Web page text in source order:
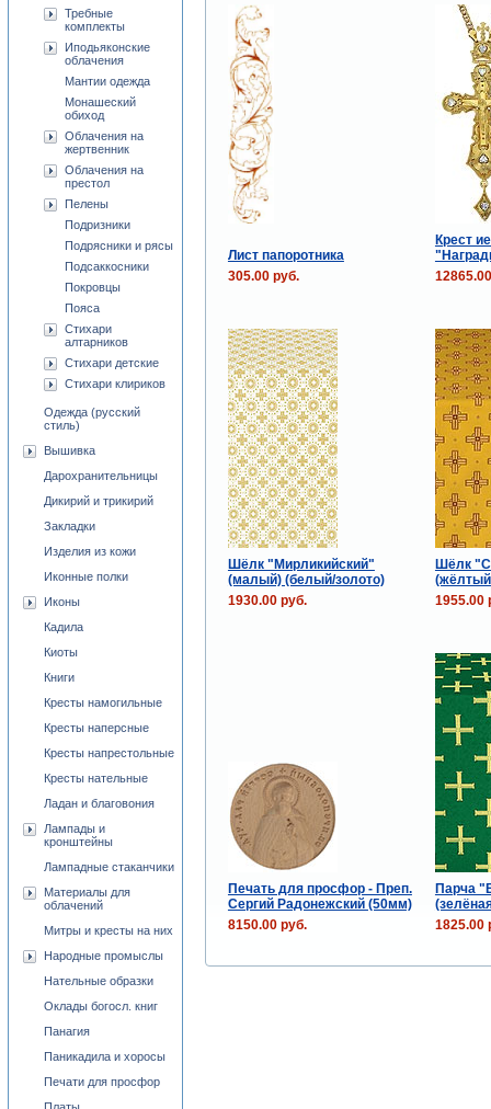
Лист папоротника
Крест
305.00 руб.
Шёлк "Мирликийский"
(малый) (белый/золото)
Шёлк
1930.00 руб.
1955.00
Печать для просфор - Преп.
Сергий Радонежский (50мм)
Парча
8150.00 руб.
1825.00
Требные
комплекты
Иподьяконские
облачения
Мантии одежда
Монашеский
обиход
Облачения на
жертвенник
Облачения на
престол
Пелены
Подризники
Подрясники и рясы
Подсаккосники
Покровцы
Пояса
Стихари
алтарников
Стихари детские
Стихари клириков
Одежда (русский
стиль)
Вышивка
Дарохранительницы
Дикирий и трикирий
Закладки
Изделия из кожи
Иконные полки
Иконы
Кадила
Киоты
Книги
Кресты намогильные
Кресты наперсные
Кресты напрестольные
Кресты нательные
Ладан и благовония
Лампады и
кронштейны
Лампадные стаканчики
Материалы для
облачений
Митры и кресты на них
Народные промыслы
Нательные образки
Оклады богосл. книг
Панагия
Паникадила и хоросы
Печати для просфор